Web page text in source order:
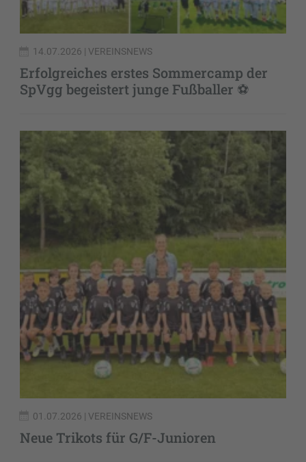
14.07.2026 | VEREINSNEWS
Erfolgreiches erstes Sommercamp der
SpVgg begeistert junge Fußballer ⚽️
01.07.2026 | VEREINSNEWS
Neue Trikots für G/F-Junioren